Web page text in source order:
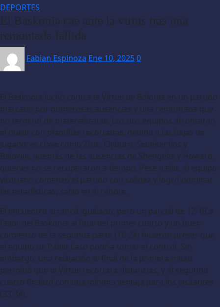
DEPORTES
El Baskonia cae ante la virtus tras una
remontada fallida
Fabian Espinoza Ene 10, 20250
El Baskonia luchó contra la Virtus de Bolonia en un partido
marcado por numerosas ausencias y una remontada que
no terminó de materializarse. Los dos equipos afrontaron
el duelo con plantillas recortadas, debido a las bajas de
jugadores clave como Zizic, Clyburn, Sedekerskis y
Baldwin, además de las ausencias de Shengelia y Howard,
quienes no se recuperaron a tiempo. Pese a ello, el equipo
vitoriano comenzó el partido con solidez y logró dominar
las estadísticas, salvo en el rebote.
El encuentro arrancó igualado, pero un parcial de 12-18 a
favor del Baskonia al final del primer cuarto y un buen
comienzo de la segunda parte (16-24) hicieron prever que
el equipo de Pablo Laso podría tomar el control. Sin
embargo, una relajación al final de la primera mitad
permitió que la Virtus recortara distancias, y el segundo
cuarto finalizó con una mínima ventaja para los visitantes
(33-34).